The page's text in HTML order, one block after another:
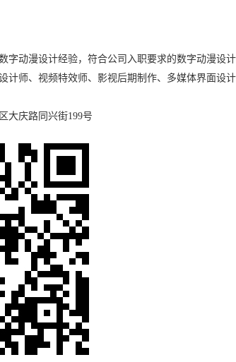
字动漫设计经验，符合公司入职要求的数字动漫设计
计师、视频特效师、影视后期制作、多媒体界面设
大庆路同兴街199号